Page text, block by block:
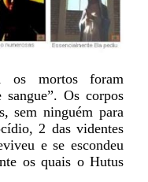
os mortos foram
Os corpos
sem ninguém para
2 das videntes
e se escondeu
os quais o Hutus